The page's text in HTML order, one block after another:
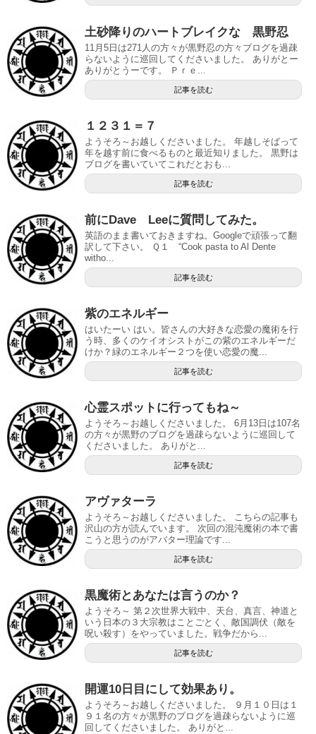
土砂降りのハートブレイクな 黒野忍
11月5日は271人の方々が黒野忍の方々ブログを過疎
らないように巡回してくださいました。 ありがとー
ありがとうーです。 Ｐｒｅ...
記事を読む
１２３１＝７
ようそろ～お越しくださいました。 年越しそばって
年を越す前に食べるものと最近知りました。 黒野は
ブログを書いていてこれだとおも...
記事を読む
前にDave Leeに質問してみた。
英語のまま書いておきますね。Googleで頑張って翻
訳して下さい。 Ｑ１ “Cook pasta to Al Dente
witho...
記事を読む
紫のエネルギー
はいたーい はい。皆さんの大好きな恋愛の魔術を行
う時、多くのケイオシストがこの紫のエネルギーだ
けか？緑のエネルギー２つを使い恋愛の魔...
記事を読む
心霊スポットに行ってもね～
ようそろ～お越しくださいました。 6月13日は107名
の方々が黒野のブログを過疎らないように巡回して
くださいました。 ありがと...
記事を読む
アヴァターラ
ようそろ～お越しくださいました。 こちらの記事も
沢山の方が読んでいます。 次回の混沌魔術の本で書
こうと思うのがアバター理論です...
記事を読む
黒魔術とあなたは言うのか？
ようそろ～ 第２次世界大戦中、天台、真言、神道と
いう日本の３大宗教はことごとく、敵国調伏（敵を
呪い殺す）をやっていました。戦争だから...
記事を読む
開運10日目にして効果あり。
ようそろ～お越しくださいました。 ９月１０日は１
９１名の方々が黒野のブログを過疎らないように巡
回してくださいました。 ありがと...